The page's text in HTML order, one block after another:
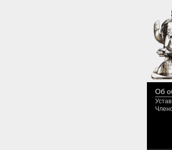
Об
Устав